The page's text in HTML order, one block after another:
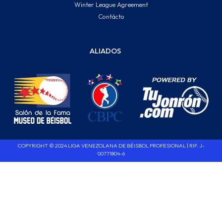
Winter League Agreement
Contácto
ALIADOS
COPYRIGHT © 2024 LIGA VENEZOLANA DE BÉISBOL PROFESIONAL | RIF. J-
00771804-6